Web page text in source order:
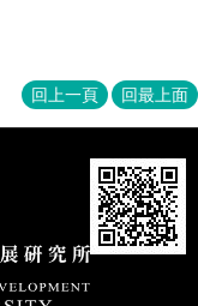
回上一頁 回最上面